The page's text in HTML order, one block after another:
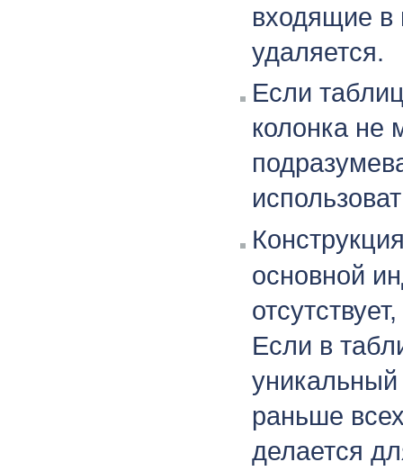
входящие в
удаляется.
Если
колонка не
основной
Если в
раньше
делается